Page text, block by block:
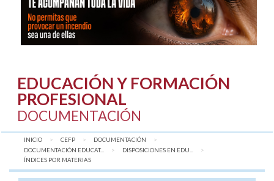
EDUCACIÓN Y FORMACIÓN
PROFESIONAL
DOCUMENTACIÓN
INICIO CEFP
DOCUMENTACIÓN
DOCUMENTACIÓN EDUCAT...
DISPOSICIONES EN EDU...
AQUÍ:
ÍNDICES POR MATERIAS